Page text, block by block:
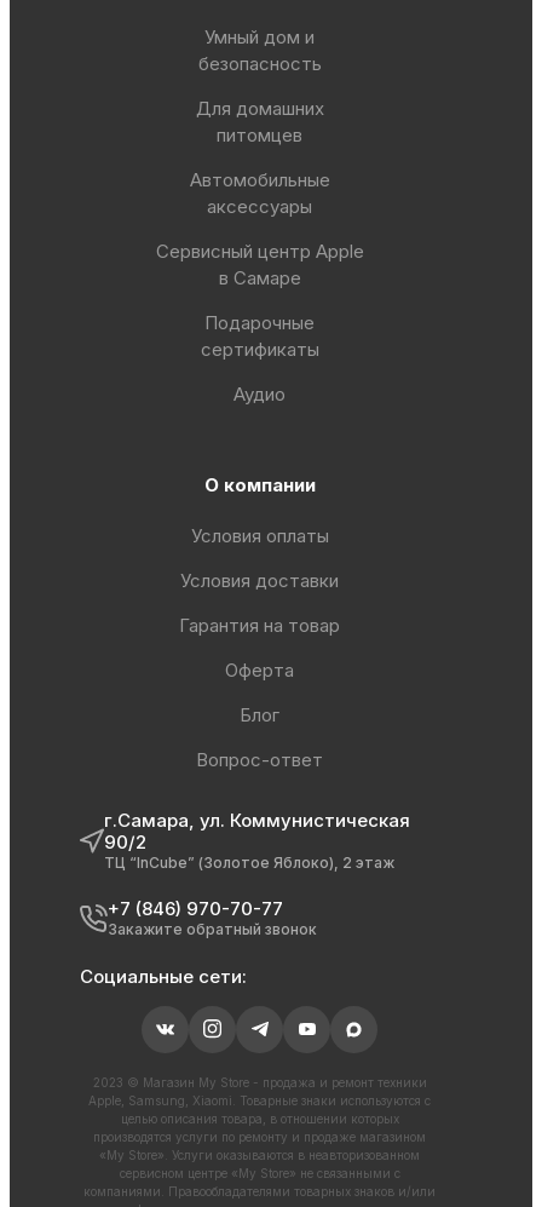
Умный дом и
безопасность
Для домашних
питомцев
Автомобильные
аксессуары
Сервисный центр Apple
в Самаре
Подарочные
сертификаты
Аудио
О компании
Условия оплаты
Условия доставки
Гарантия на товар
Оферта
Блог
Вопрос-ответ
г.Самара, ул. Коммунистическая
90/2
ТЦ “InCube” (Золотое Яблоко), 2 этаж
+7 (846) 970-70-77
Закажите обратный звонок
Социальные сети:
2023 © Магазин My Store - продажа и ремонт техники
Apple, Samsung, Xiaomi. Товарные знаки используются с
целью описания товара, в отношении которых
производятся услуги по ремонту и продаже магазином
«My Store». Услуги оказываются в неавторизованном
сервисном центре «My Store» не связанными с
компаниями. Правообладателями товарных знаков и/или